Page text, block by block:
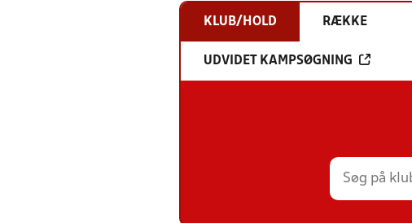
KLUB/HOLD RÆKKE
UDVIDET KAMPSØGNING